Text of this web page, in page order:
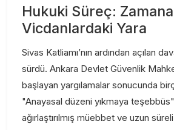
Hukuki Süreç:
Vicdanlardaki Yara
Sivas Katliamı’nın ardından açılan
sürdü. Ankara Devlet Güvenlik
başlayan yargılamalar sonucunda
"Anayasal düzeni yıkmaya
ağırlaştırılmış müebbet ve uzun